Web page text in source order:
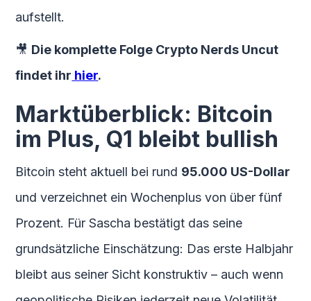
aufstellt.
🎥 Die komplette Folge Crypto Nerds Uncut
findet ihr hier.
Marktüberblick: Bitcoin
im Plus, Q1 bleibt bullish
Bitcoin steht aktuell bei rund 95.000 US-Dollar
und verzeichnet ein Wochenplus von über fünf
Prozent. Für Sascha bestätigt das seine
grundsätzliche Einschätzung: Das erste Halbjahr
bleibt aus seiner Sicht konstruktiv – auch wenn